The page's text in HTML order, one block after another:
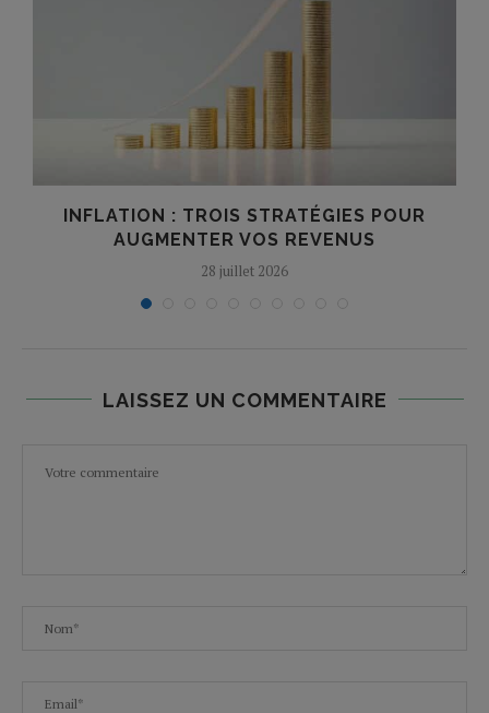
INFLATION : TROIS STRATÉGIES POUR
AUGMENTER VOS REVENUS
28 juillet 2026
LAISSEZ UN COMMENTAIRE